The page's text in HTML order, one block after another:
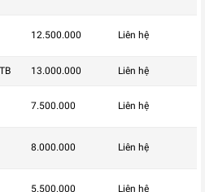
12.500.000 Liên hệ
13.000.000 Liên hệ
7.500.000 Liên hệ
8.000.000 Liên hệ
5.500.000 Liên hệ